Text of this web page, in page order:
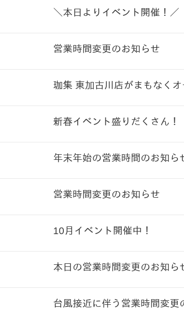
＼本日よりイベント開催！／
営業時間変更のお知らせ
珈集 東加古川店がまもなく
新春イベント盛りだくさん！
年末年始の営業時間のお知ら
営業時間変更のお知らせ
10月イベント開催中！
本日の営業時間変更のお知ら
台風接近に伴う営業時間変更